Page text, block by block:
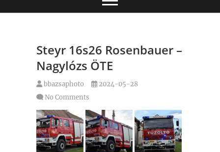
Steyr 16s26 Rosenbauer –
Nagylózs ÖTE
bbazsaphoto
2024-05-28
No Comments